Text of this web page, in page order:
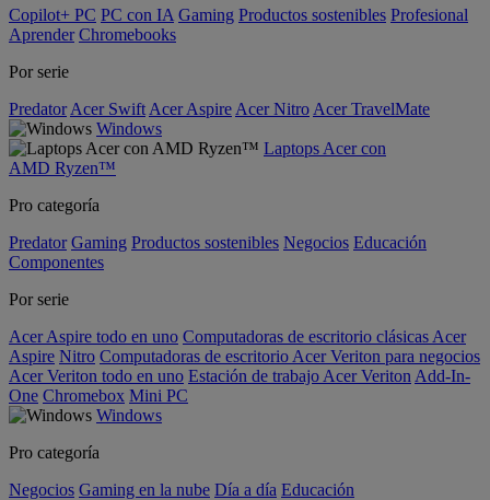
Copilot+ PC PC con IA Gaming Productos sostenibles Profesional
Aprender Chromebooks
Por serie
Predator Acer Swift Acer Aspire Acer Nitro Acer TravelMate
Windows
Laptops Acer con
AMD Ryzen™
Pro categoría
Predator Gaming Productos sostenibles Negocios Educación
Componentes
Por serie
Acer Aspire todo en uno Computadoras de escritorio clásicas Acer
Aspire Nitro Computadoras de escritorio Acer Veriton para negocios
Acer Veriton todo en uno Estación de trabajo Acer Veriton Add-In-
One Chromebox Mini PC
Windows
Pro categoría
Negocios Gaming en la nube Día a día Educación